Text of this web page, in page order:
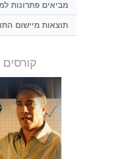
מביאים פתרונות
תוצאות מיישום
קורסים